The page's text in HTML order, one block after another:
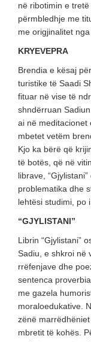
në ribotimin e
përmbledhje me
me origjinalitet
KRYEVEPRA
Brendia e kësaj
turistike të Saadi
fituar në vise të
shndërruan
ai në meditacionet
mbetet vetëm
Kjo ka bërë që
të botës, që në
librave,
problematika dhe
lehtësi studimi, po
“GJYLISTANI”
Librin “Gjylistani”
Sadiu, e shkroi në
rrëfenjave dhe
sentenca
me gazela
moraloedukative.
zënë
mbretit të kohës.